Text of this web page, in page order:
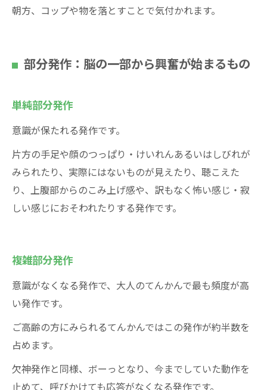
朝方、コップや物を落とすことで気付かれます。
部分発作：脳の一部から興奮が始まるもの
単純部分発作
意識が保たれる発作です。
片方の手足や顔のつっぱり・けいれんあるいはしびれが
みられたり、実際にはないものが見えたり、聴こえた
り、上腹部からのこみ上げ感や、訳もなく怖い感じ・寂
しい感じにおそわれたりする発作です。
複雑部分発作
意識がなくなる発作で、大人のてんかんで最も頻度が高
い発作です。
ご高齢の方にみられるてんかんではこの発作が約半数を
占めます。
欠神発作と同様、ボーっとなり、今までしていた動作を